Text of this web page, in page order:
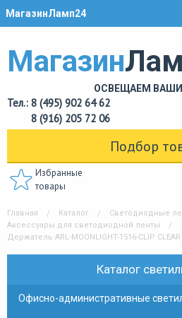
МагазинЛамп24
Магазин
ОСВЕЩАЕМ
Тел.: 8 (495) 902 64 62
8 (916) 205 72 06
Подбор
Избранные
товары
Главная Каталог
Светодиодные
Аксессуары для светодиодной ленты
Держатель ARL-MOONLIGHT-1516-CLIP CLEAR
Каталог
Офисно-административные